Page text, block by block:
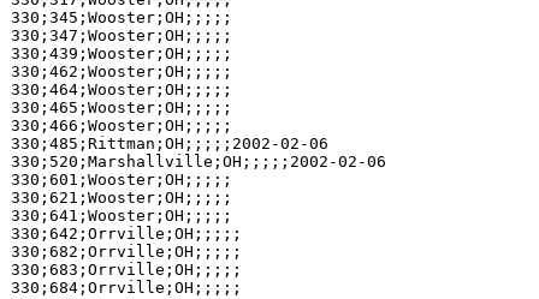
330;345;Wooster;OH;;;;;
330;347;Wooster;OH;;;;;
330;439;Wooster;OH;;;;;
330;462;Wooster;OH;;;;;
330;464;Wooster;OH;;;;;
330;465;Wooster;OH;;;;;
330;466;Wooster;OH;;;;;
330;485;Rittman;OH;;;;;2002-02-06
330;520;Marshallville;OH;;;;;2002-02-06
330;601;Wooster;OH;;;;;
330;621;Wooster;OH;;;;;
330;641;Wooster;OH;;;;;
330;642;Orrville;OH;;;;;
330;682;Orrville;OH;;;;;
330;683;Orrville;OH;;;;;
330;684;Orrville;OH;;;;;